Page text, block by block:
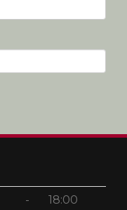
- 18:00